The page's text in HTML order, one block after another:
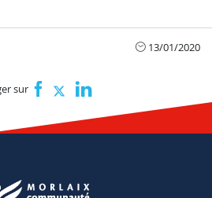
13/01/2020
sur